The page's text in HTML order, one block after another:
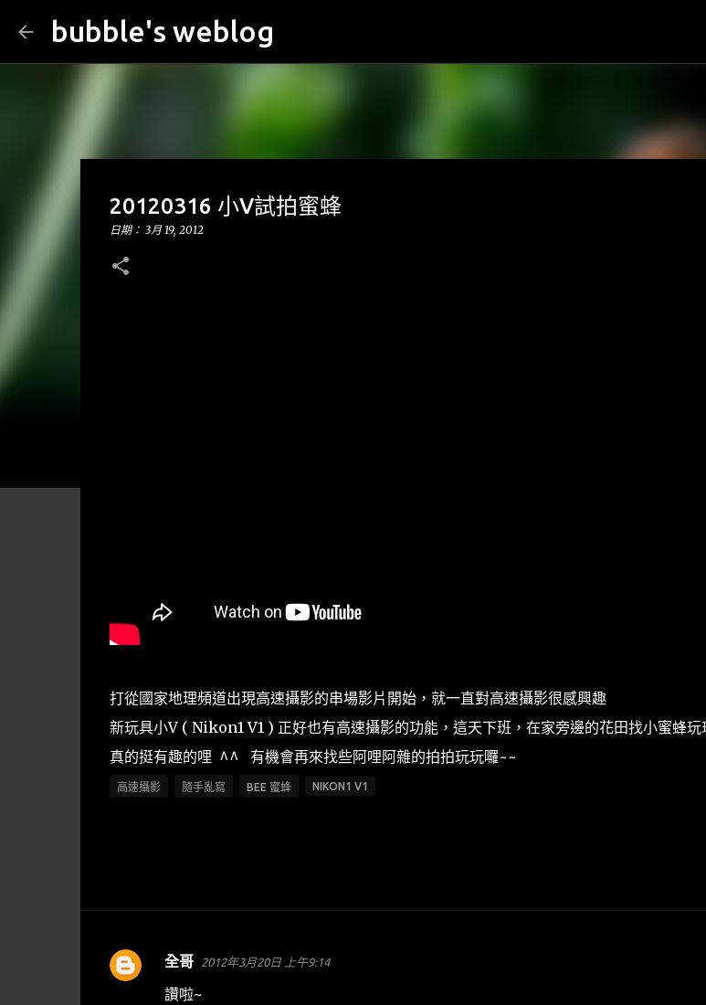
bubble's weblog
20120316 小V試拍蜜蜂
日期： 3月 19, 2012
打從國家地理頻道出現高速攝影的串場影片開始，就一直對高速攝影很感興趣
新玩具小V ( Nikon1 V1 ) 正好也有高速攝影的功能，這天下班，在家旁邊的花田找小蜜蜂玩
真的挺有趣的哩 ^^ 有機會再來找些阿哩阿雜的拍拍玩玩囉~~
高速攝影 隨手亂寫 BEE 蜜蜂 NIKON1 V1
留
全哥 2012年3月20日 上午9:14
讚啦~